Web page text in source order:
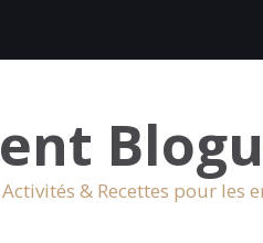
& Recettes pour les